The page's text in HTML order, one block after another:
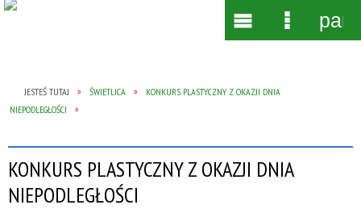
JESTEŚ TUTAJ ŚWIETLICA
KONKURS PLASTYCZNY Z OKAZJI DNIA
NIEPODLEGŁOŚCI
KONKURS PLASTYCZNY Z OKAZJI DNIA
NIEPODLEGŁOŚCI
Wyszukiwarka
Narzędzia
MenuMenu